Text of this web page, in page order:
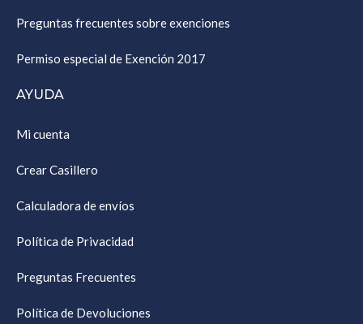
Preguntas frecuentes sobre exenciones
Permiso especial de Exención 2017
AYUDA
Mi cuenta
Crear Casillero
Calculadora de envíos
Política de Privacidad
Preguntas Frecuentes
Política de Devoluciones